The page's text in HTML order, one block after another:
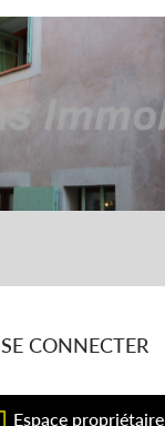
SE CONNECTER
Espace propriétaire